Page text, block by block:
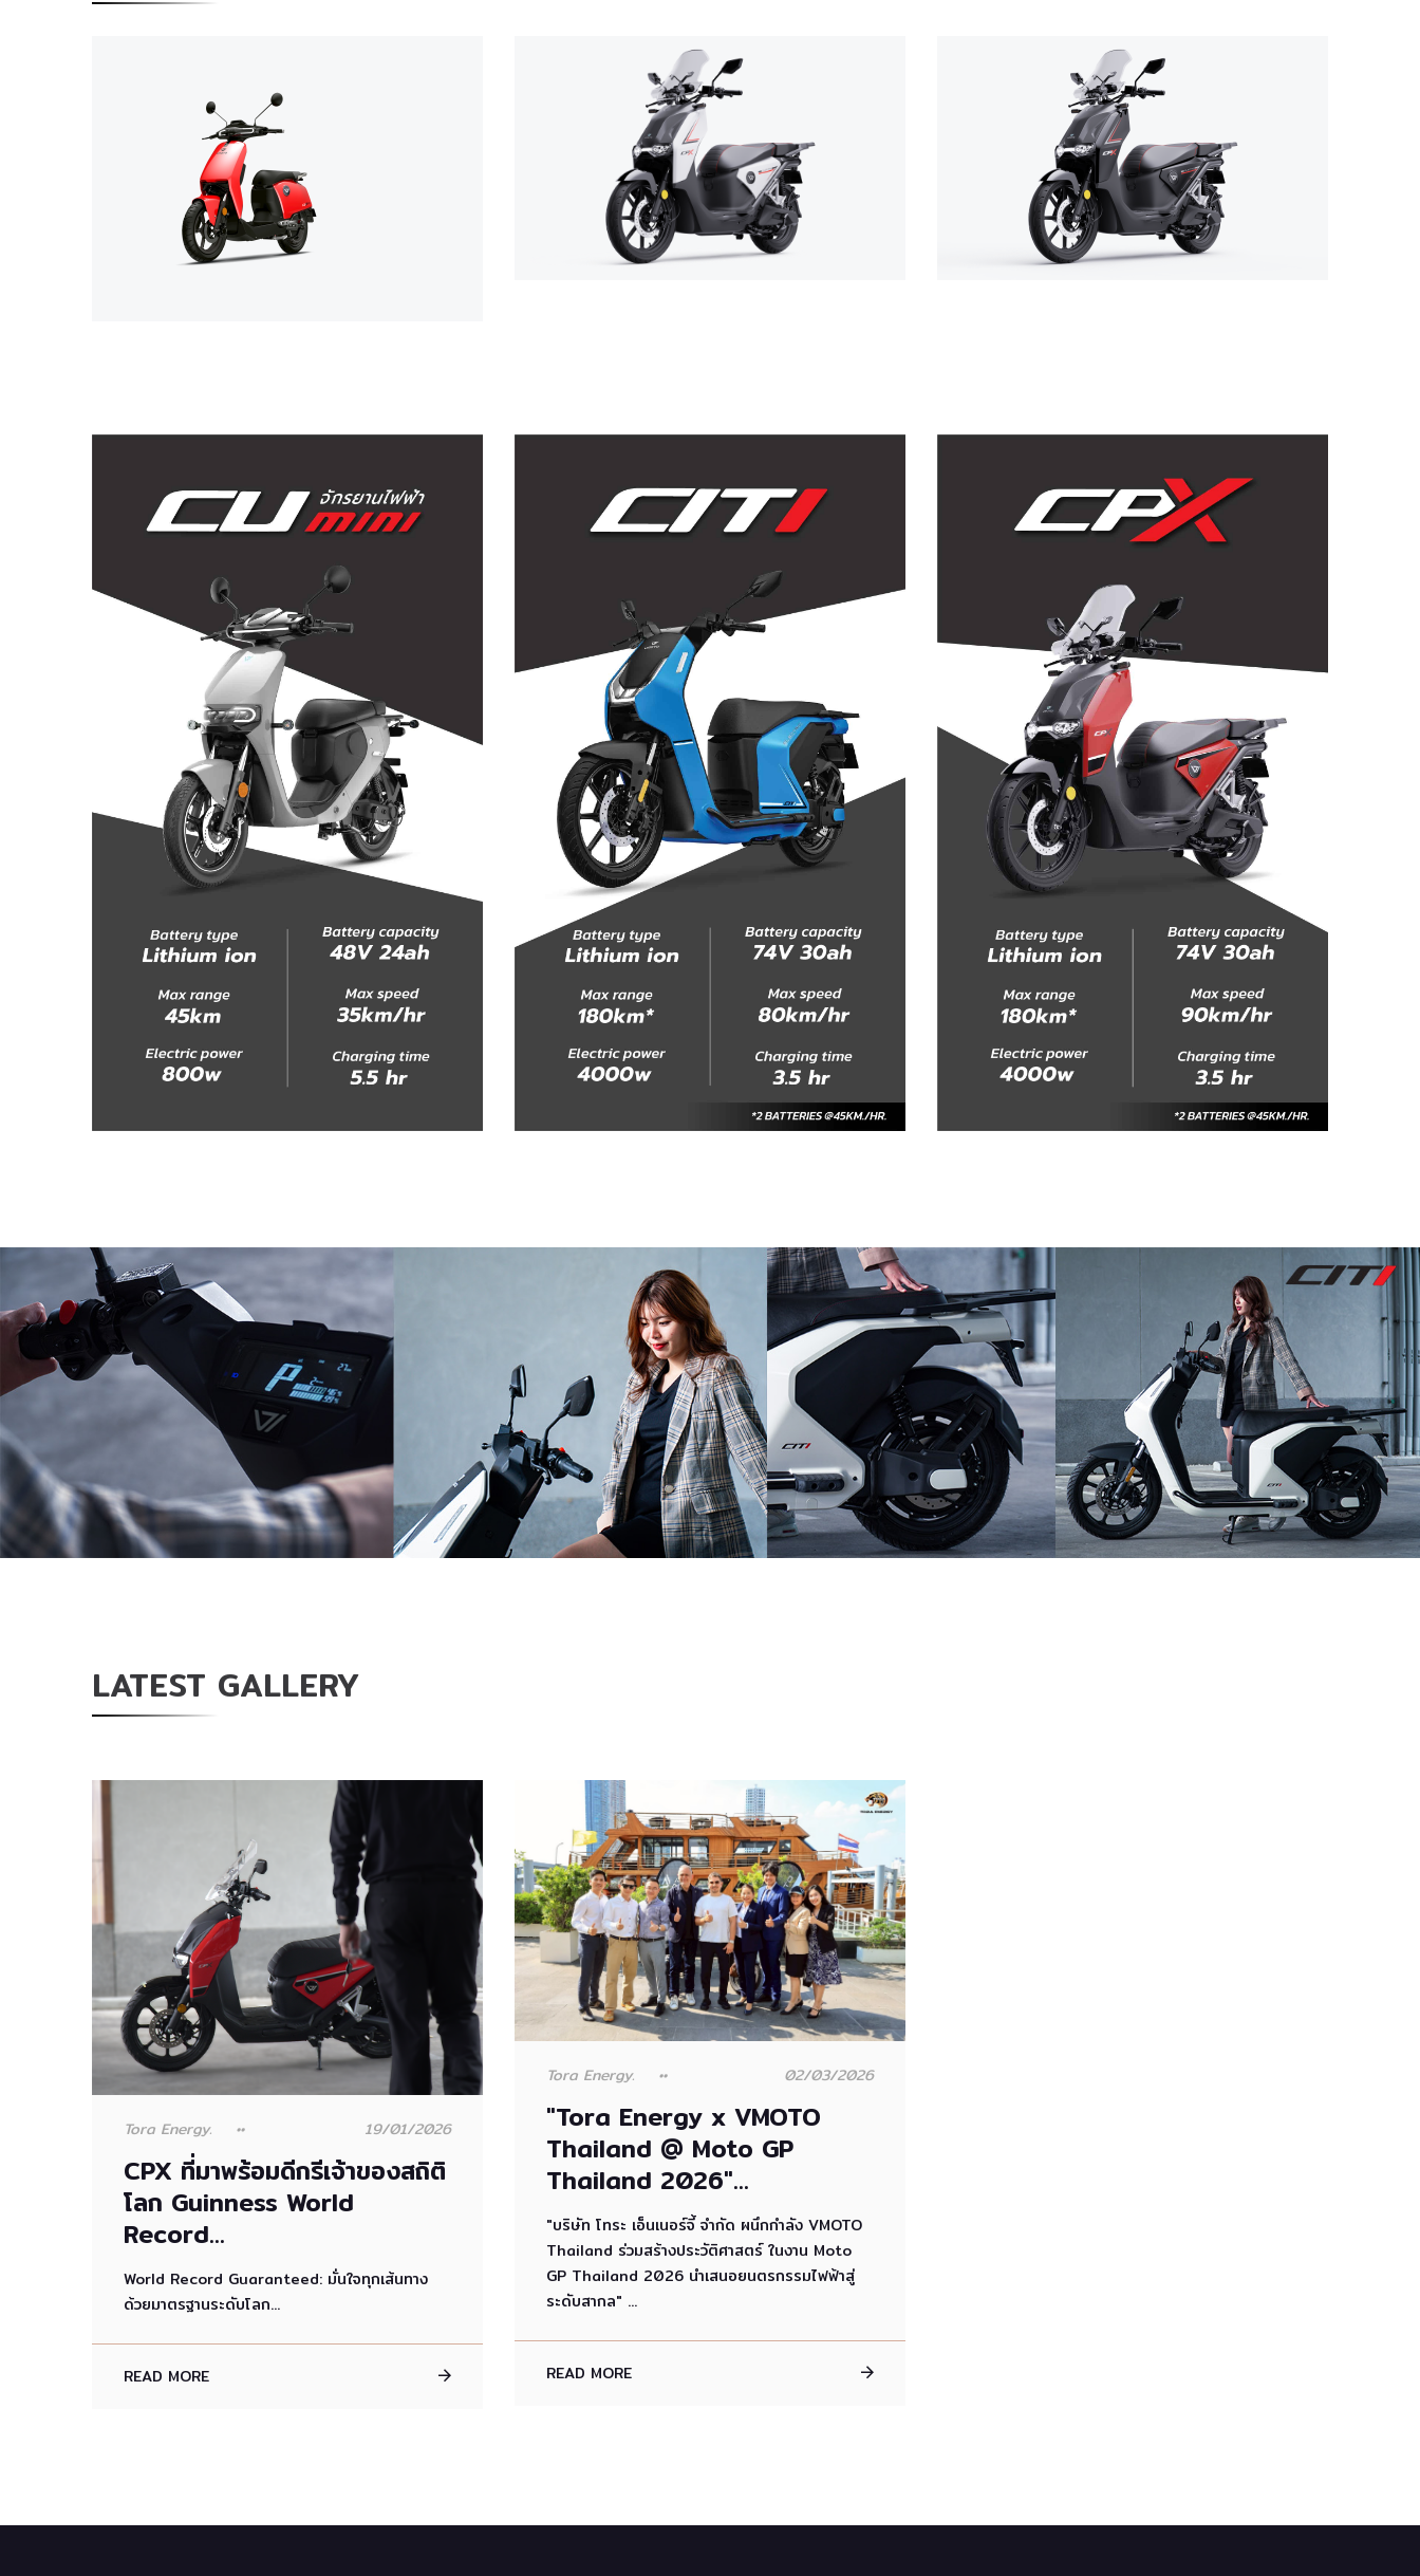
LATEST GALLERY
Tora Energy. 19/01/2026
CPX ที่มาพร้อมดีกรีเจ้าของสถิติ
โลก Guinness World
Record...
World Record Guaranteed: มั่นใจทุกเส้นทาง
ด้วยมาตรฐานระดับโลก...
READ MORE
Tora Energy. 02/03/2026
"Tora Energy x VMOTO
Thailand @ Moto GP
Thailand 2026"...
"บริษัท โทระ เอ็นเนอร์จี้ จำกัด ผนึกกำลัง VMOTO
Thailand ร่วมสร้างประวัติศาสตร์ ในงาน Moto
GP Thailand 2026 นำเสนอยนตรกรรมไฟฟ้าสู่
ระดับสากล" ...
READ MORE